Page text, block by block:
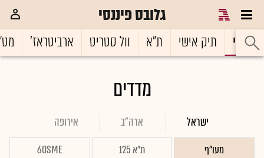
גלובס פיננסי
ראשי תיק אישי ת"א וול סטריט ארביטראז'
מדדים
ישראל ארה"ב אירופה
מעו"ף ת"א 125 60SME